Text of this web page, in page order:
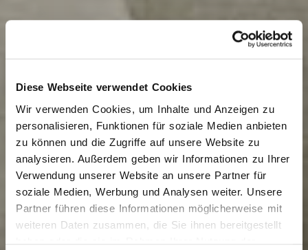
Diese Webseite verwendet Cookies
Wir verwenden Cookies, um Inhalte und Anzeigen zu
personalisieren, Funktionen für soziale Medien anbieten
zu können und die Zugriffe auf unsere Website zu
analysieren. Außerdem geben wir Informationen zu Ihrer
Verwendung unserer Website an unsere Partner für
soziale Medien, Werbung und Analysen weiter. Unsere
Partner führen diese Informationen möglicherweise mit
weiteren Daten zusammen, die Sie ihnen bereitgestellt